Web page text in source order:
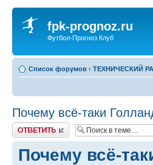
fpk-prognoz.ru
Футбол-Прогноз Клуб
Список форумов ‹ ТЕХНИЧЕСКИЙ
Почему всё-таки
Ответить
Почему всё-